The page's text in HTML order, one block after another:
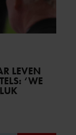
LEVEN
‘WE